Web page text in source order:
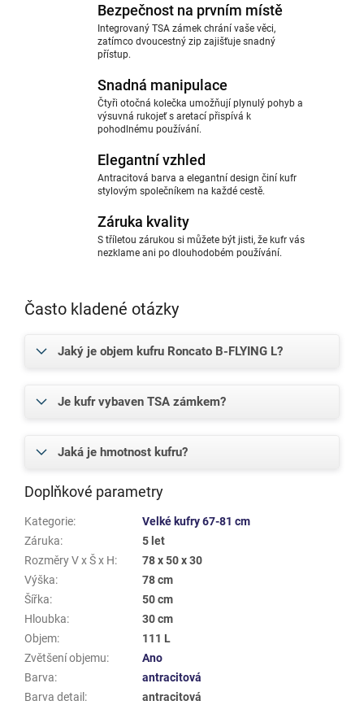
Bezpečnost na prvním místě
Integrovaný TSA zámek chrání vaše věci,
zatímco dvoucestný zip zajišťuje snadný
přístup.
Snadná manipulace
Čtyři otočná kolečka umožňují plynulý pohyb a
výsuvná rukojeť s aretací přispívá k
pohodlnému používání.
Elegantní vzhled
Antracitová barva a elegantní design činí kufr
stylovým společníkem na každé cestě.
Záruka kvality
S tříletou zárukou si můžete být jisti, že kufr vás
nezklame ani po dlouhodobém používání.
Často kladené otázky
Jaký je objem kufru Roncato B-FLYING L?
Je kufr vybaven TSA zámkem?
Jaká je hmotnost kufru?
Doplňkové parametry
Kategorie:
Velké kufry 67-81 cm
Záruka:
5 let
Rozměry V x Š x H:
78 x 50 x 30
Výška:
78 cm
Šířka:
50 cm
Hloubka:
30 cm
Objem:
111 L
Zvětšení objemu:
Ano
Barva:
antracitová
Barva detail :
antracitová